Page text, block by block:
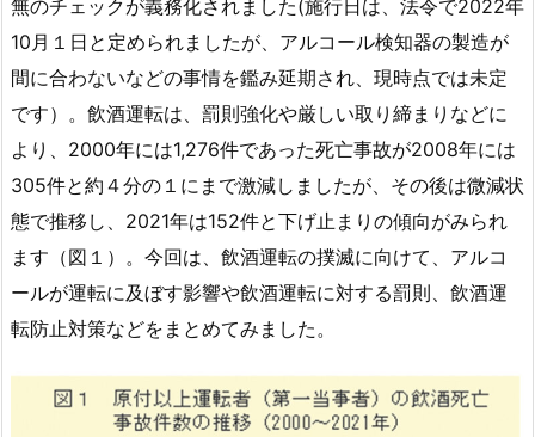
無のチェックが義務化されました(施行日は、法令で2022年
10月１日と定められましたが、アルコール検知器の製造が
間に合わないなどの事情を鑑み延期され、現時点では未定
です）。飲酒運転は、罰則強化や厳しい取り締まりなどに
より、2000年には1,276件であった死亡事故が2008年には
305件と約４分の１にまで激減しましたが、その後は微減状
態で推移し、2021年は152件と下げ止まりの傾向がみられ
ます（図１）。今回は、飲酒運転の撲滅に向けて、アルコ
ールが運転に及ぼす影響や飲酒運転に対する罰則、飲酒運
転防止対策などをまとめてみました。